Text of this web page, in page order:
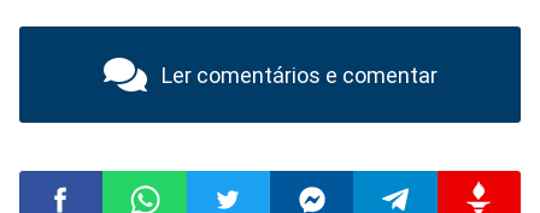
Ler comentários e comentar